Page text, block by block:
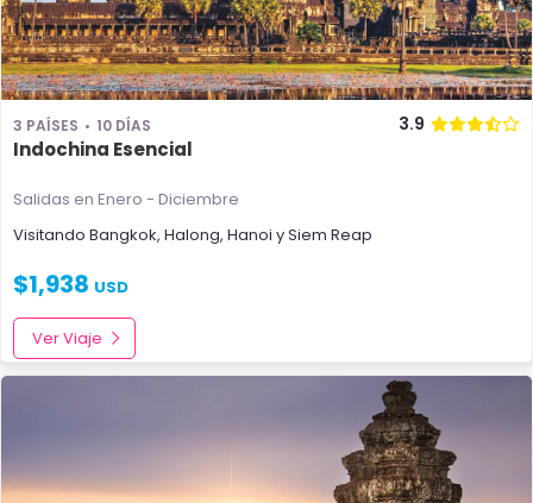
3 PAÍSES 10 DÍAS 3.9
Indochina Esencial
Salidas en Enero - Diciembre
Visitando Bangkok, Halong, Hanoi ySiem Reap
$1,938 USD
Ver Viaje